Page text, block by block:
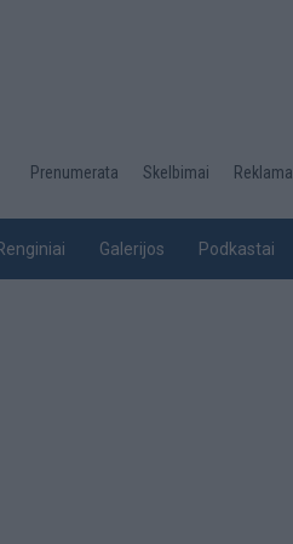
Desktop
top
Prenumerata Skelbimai Reklama
Galerijos Podkastai